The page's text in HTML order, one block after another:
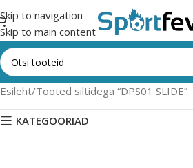
Skip to navigation
Skip to main content
Esileht Tooted siltidega “DPS01 SLIDE”
KATEGOORIAD